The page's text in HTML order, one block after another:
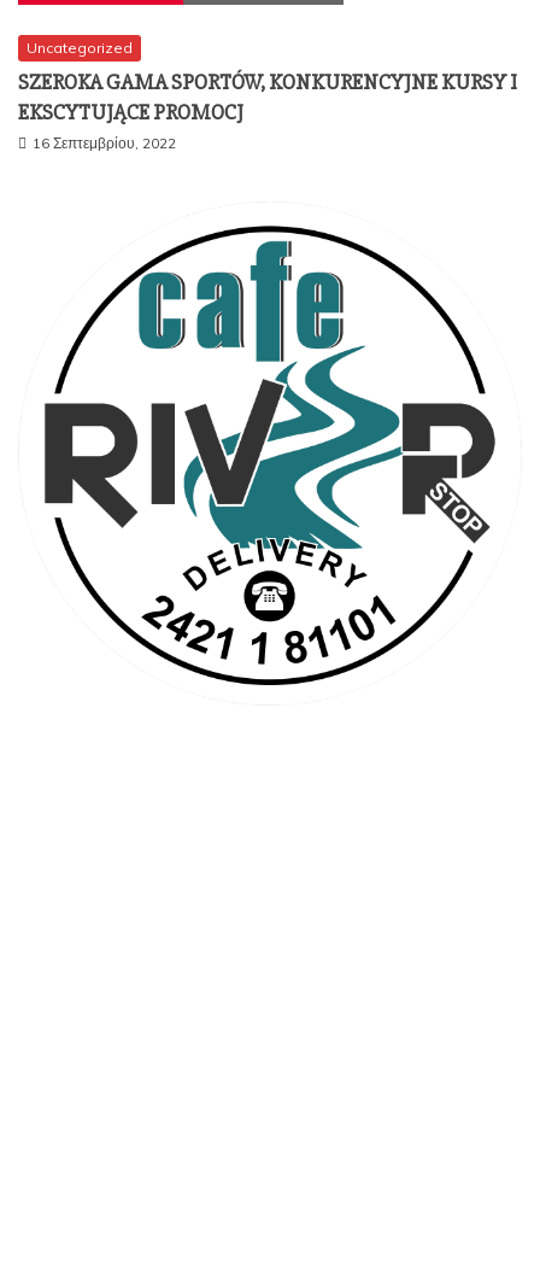
Uncategorized
SZEROKA GAMA SPORTÓW, KONKURENCYJNE KURSY I
EKSCYTUJĄCE PROMOCJ
16 Σεπτεμβρίου, 2022